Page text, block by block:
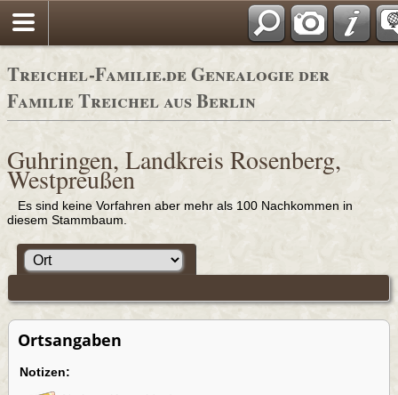
Adressbücher
Treichel-Familie.de Genealogie der
Familie Treichel aus Berlin
Guhringen, Landkreis Rosenberg,
Westpreußen
Es sind keine Vorfahren aber mehr als 100 Nachkommen in
diesem Stammbaum.
Ortsangaben
Notizen: